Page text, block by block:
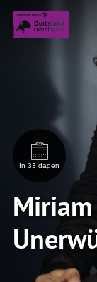
In 33 dagen
Miriam